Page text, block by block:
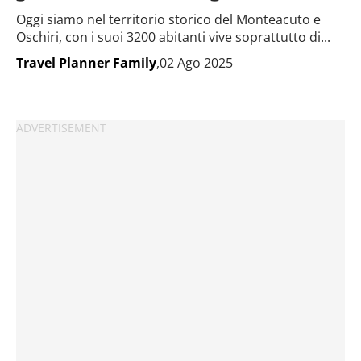
Oggi siamo nel territorio storico del Monteacuto e
Oschiri, con i suoi 3200 abitanti vive soprattutto di...
Travel Planner Family,02 Ago 2025